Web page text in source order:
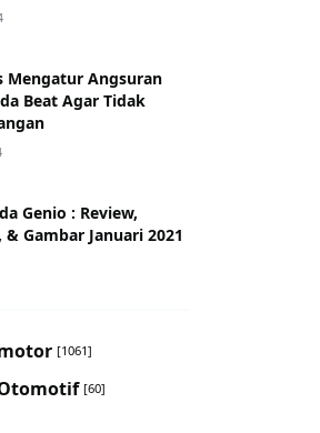
Mengatur Angsuran
Beat Agar Tidak
Genio : Review,
Gambar Januari 2021
[1061]
[60]